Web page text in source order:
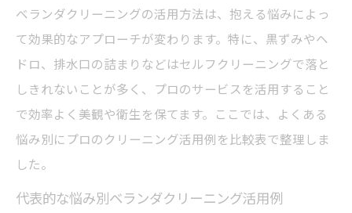
頑固な黒ずみもベランダクリーニングで解決
黒ずみ除去のベランダクリーニング手法一
覧表
黒い汚れが落ちない時のベランダクリーニ
ベランダクリーニングの活用方法は、抱える悩みによっ
て効果的なアプローチが変わります。特に、黒ずみやヘ
ドロ、排水口の詰まりなどはセルフクリーニングで落と
しきれないことが多く、プロのサービスを活用すること
で効率よく美観や衛生を保てます。ここでは、よくある
悩み別にプロのクリーニング活用例を比較表で整理しま
した。
代表的な悩み別ベランダクリーニング活用例